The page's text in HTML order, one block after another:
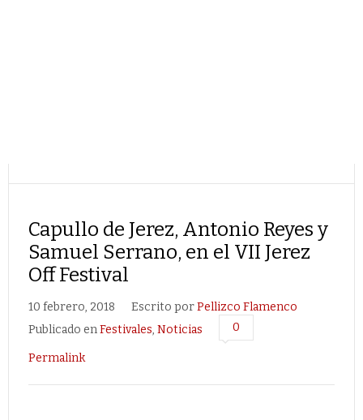
Capullo de Jerez, Antonio Reyes y
Samuel Serrano, en el VII Jerez
Off Festival
10 febrero, 2018 Escrito porPellizco Flamenco
Publicado enFestivales, Noticias 0
Permalink